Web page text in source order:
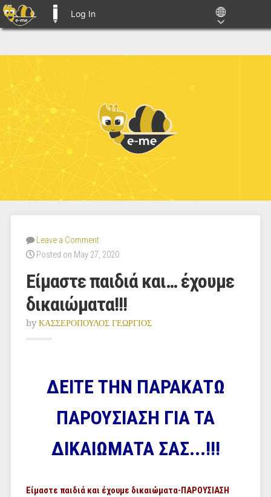
Log In
Leave a Comment
Posted on May 27, 2020
Είμαστε παιδιά και… έχουμε
δικαιώματα!!!
by ΚΑΣΣΕΡΟΠΟΥΛΟΣ ΓΕΩΡΓΙΟΣ
ΔΕΙΤΕ ΤΗΝ ΠΑΡΑΚΑΤΩ
ΠΑΡΟΥΣΙΑΣΗ ΓΙΑ ΤΑ
ΔΙΚΑΙΩΜΑΤΑ ΣΑΣ...!!!
Είμαστε παιδιά και έχουμε δικαιώματα-ΠΑΡΟΥΣΙΑΣΗ